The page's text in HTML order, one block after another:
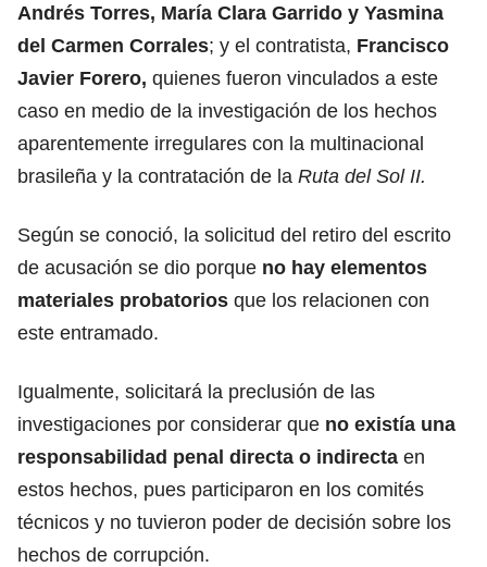
Andrés Torres, María Clara Garrido y Yasmina
del Carmen Corrales; y el contratista, Francisco
Javier Forero, quienes fueron vinculados a este
caso en medio de la investigación de los hechos
aparentemente irregulares con la multinacional
brasileña y la contratación de la Ruta del Sol II.
Según se conoció, la solicitud del retiro del escrito
de acusación se dio porque no hay elementos
materiales probatorios que los relacionen con
este entramado.
Igualmente, solicitará la preclusión de las
investigaciones por considerar que no existía una
responsabilidad penal directa o indirecta en
estos hechos, pues participaron en los comités
técnicos y no tuvieron poder de decisión sobre los
hechos de corrupción.